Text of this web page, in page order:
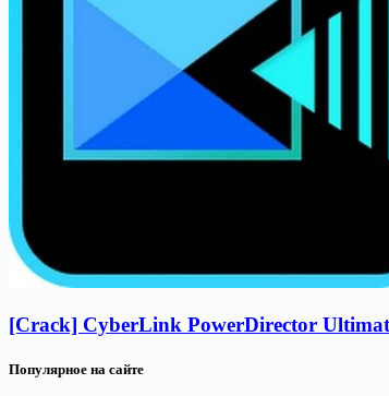
[Crack] CyberLink PowerDirector
Популярное на сайте